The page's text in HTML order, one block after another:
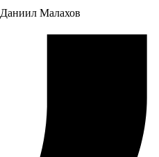
Даниил Малахов